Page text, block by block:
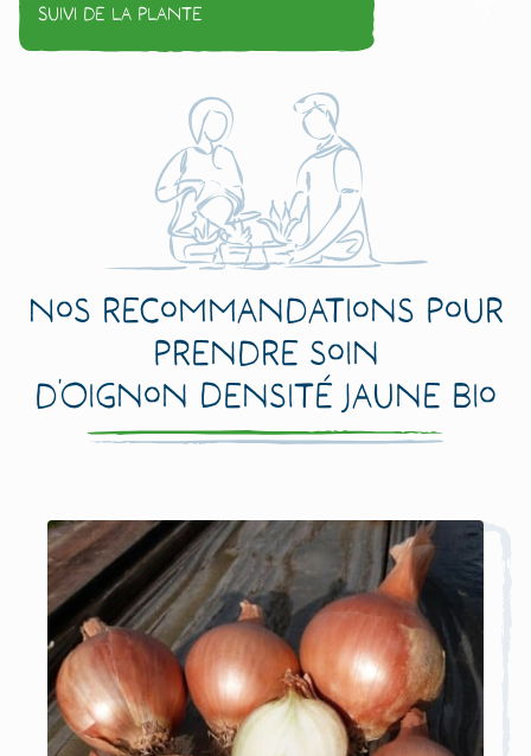
Suivi de la plante
Nos recommandations pour
prendre soin
d’Oignon Densité Jaune Bio